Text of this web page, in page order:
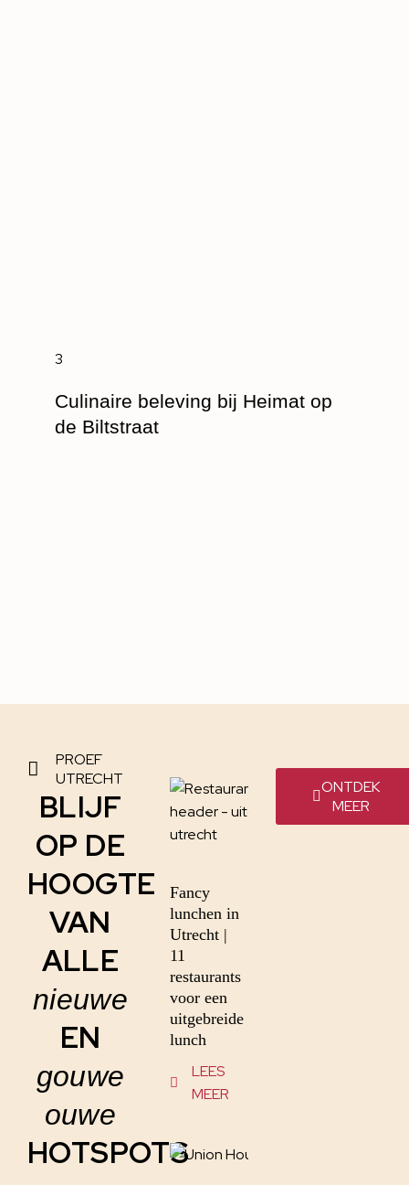
3
Culinaire beleving bij Heimat op
de Biltstraat
PROEF
UTRECHT
BLIJF
OP DE
HOOGTE
VAN
ALLE
nieuwe
EN
gouwe
ouwe
HOTSPOTS
Fancy
lunchen in
Utrecht |
11
restaurants
voor een
uitgebreide
lunch
LEES
MEER
ONTDEK
MEER